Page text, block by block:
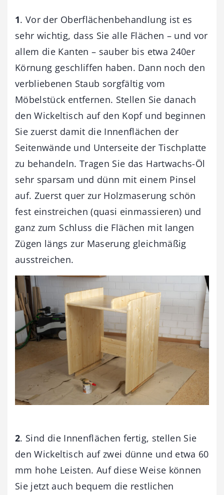
1. Vor der Oberflächenbehandlung ist es
sehr wichtig, dass Sie alle Flächen – und vor
allem die Kanten – sauber bis etwa 240er
Körnung geschliffen haben. Dann noch den
verbliebenen Staub sorgfältig vom
Möbelstück entfernen. Stellen Sie danach
den Wickeltisch auf den Kopf und beginnen
Sie zuerst damit die Innenflächen der
Seitenwände und Unterseite der Tischplatte
zu behandeln. Tragen Sie das Hartwachs-Öl
sehr sparsam und dünn mit einem Pinsel
auf. Zuerst quer zur Holzmaserung schön
fest einstreichen (quasi einmassieren) und
ganz zum Schluss die Flächen mit langen
Zügen längs zur Maserung gleichmäßig
ausstreichen.
2. Sind die Innenflächen fertig, stellen Sie
den Wickeltisch auf zwei dünne und etwa 60
mm hohe Leisten. Auf diese Weise können
Sie jetzt auch bequem die restlichen